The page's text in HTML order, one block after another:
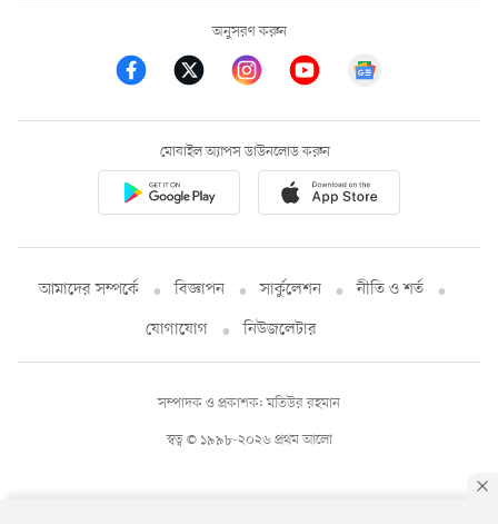
অনুসরণ করুন
মোবাইল অ্যাপস ডাউনলোড করুন
আমাদের সম্পর্কে বিজ্ঞাপন সার্কুলেশন
নীতি ও শর্ত
যোগাযোগ
নিউজলেটার
স্বত্ব © ১৯৯৮-২০২৬ প্রথম আলো
সম্পাদক ও প্রকাশক: মতিউর রহমান